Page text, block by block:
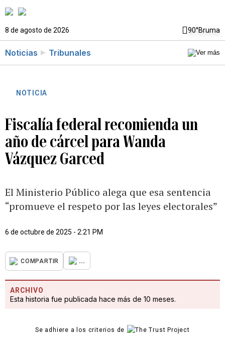
8 de agosto de 2026 90°Bruma
Noticias Tribunales
NOTICIA
Fiscalía federal recomienda un
año de cárcel para Wanda
Vázquez Garced
El Ministerio Público alega que esa sentencia
“promueve el respeto por las leyes electorales”
6 de octubre de 2025 - 2:21 PM
COMPARTIR ...
ARCHIVO
Esta historia fue publicada hace más de 10 meses.
Se adhiere a los criterios de